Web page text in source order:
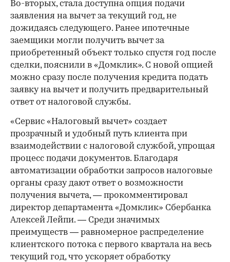
Во-вторых, стала доступна опция подачи
заявления на вычет за текущий год, не
дожидаясь следующего. Ранее ипотечные
заемщики могли получить вычет за
приобретенный объект только спустя год после
сделки, пояснили в «Домклик». С новой опцией
можно сразу после получения кредита подать
заявку на вычет и получить предварительный
ответ от налоговой службы.
«Сервис «Налоговый вычет» создает
прозрачный и удобный путь клиента при
взаимодействии с налоговой службой, упрощая
процесс подачи документов. Благодаря
автоматизации обработки запросов налоговые
органы сразу дают ответ о возможности
получения вычета, — прокомментировал
директор департамента «Домклик» Сбербанка
Алексей Лейпи. — Среди значимых
преимуществ — равномерное распределение
клиентского потока с первого квартала на весь
текущий год, что ускоряет обработку